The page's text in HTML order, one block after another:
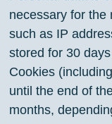
necessary for the
such as IP
stored for 30
Cookies
until the end of
months,